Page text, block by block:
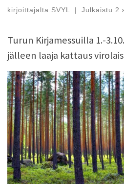
kirjoittajalta SVYL | Julkaistu 2
Turun Kirjamessuilla 1.-
jälleen laaja kattaus